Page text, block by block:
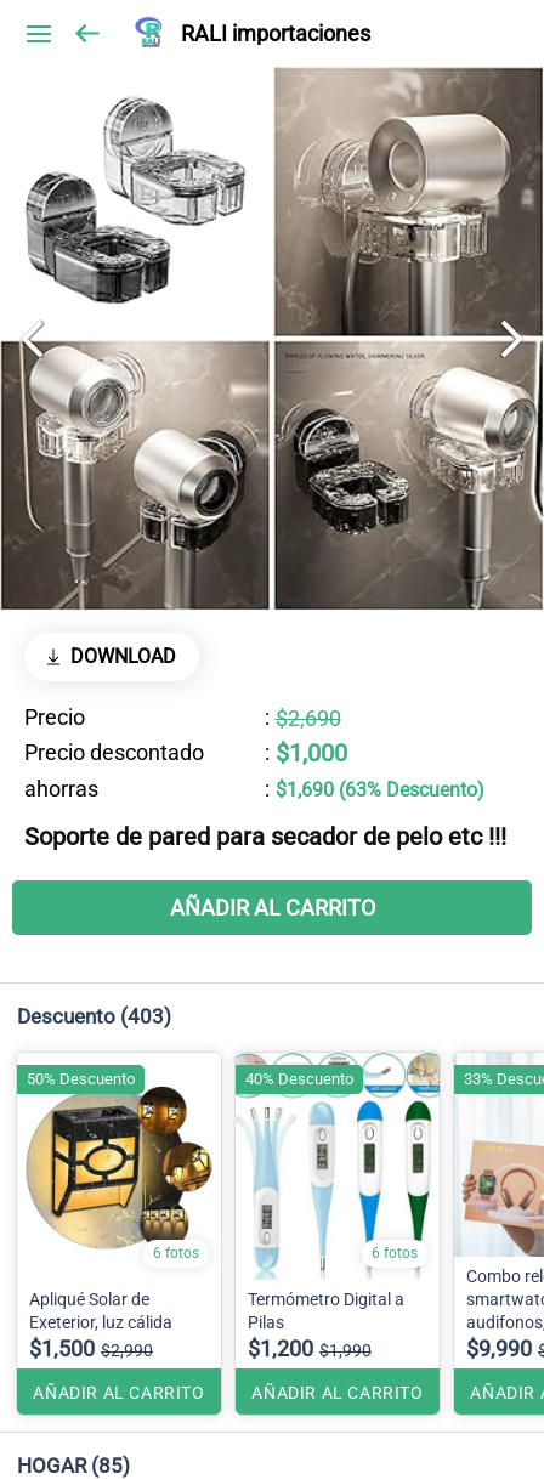
RALI importaciones
DOWNLOAD
Precio : $2,690
Precio descontado
: $1,000
ahorras : $1,690 (63% Descuento)
Soporte de pared para secador de pelo etc !!!
AÑADIR AL CARRITO
Descuento (403)
6 fotos
Apliqué Solar de
Exeterior, luz cálida
$1,500 $2,990
AÑADIR AL CARRITO
50% Descuento
6 fotos
Termómetro Digital a
Pilas
$1,200 $1,990
AÑADIR AL CARRITO
40% Descuento
Combo
$9,990
AÑADIR
33%
HOGAR (85)